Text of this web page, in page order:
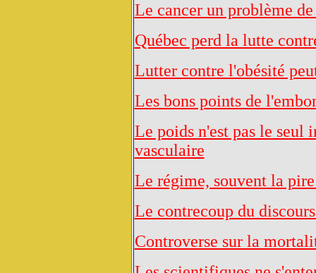
Le cancer un problème
Québec perd la lutte
Lutter contre l'obésité
Les bons points de
Le poids n'est pas le seul
vasculaire
Le régime, souvent la
Le contrecoup du
Controverse sur la